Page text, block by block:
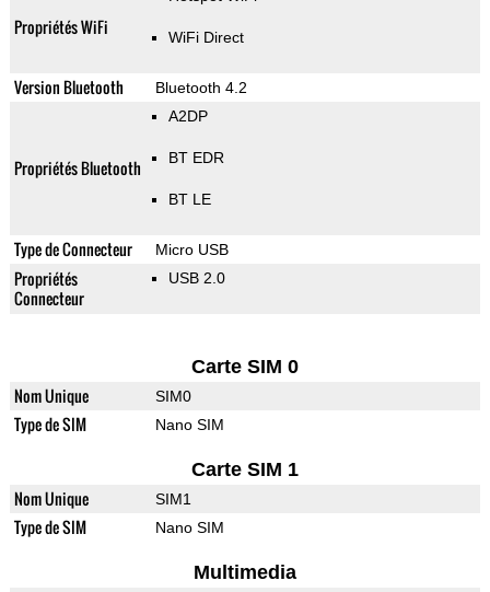
Propriétés WiFi WiFi Direct
Version Bluetooth Bluetooth 4.2
Propriétés Bluetooth
A2DP
BT EDR
BT LE
Type de Connecteur Micro USB
Propriétés
Connecteur
USB 2.0
Carte SIM 0
Nom Unique SIM0
Type de SIM Nano SIM
Carte SIM 1
Nom Unique SIM1
Type de SIM Nano SIM
Multimedia